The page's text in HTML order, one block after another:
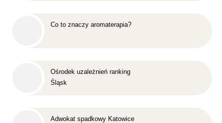
Co to znaczy aromaterapia?
Ośrodek uzależnień ranking
Śląsk
Adwokat spadkowy Katowice